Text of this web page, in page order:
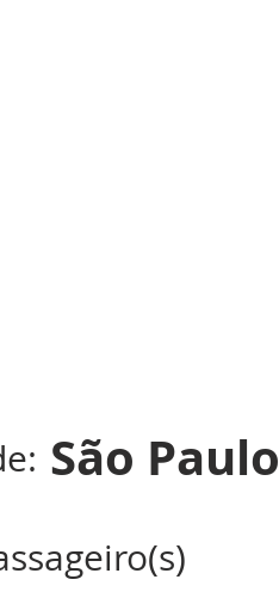
São Paulo